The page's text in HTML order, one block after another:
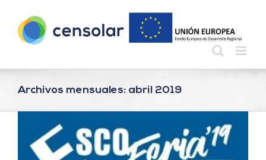
contenido
Archivos mensuales: abril 2019